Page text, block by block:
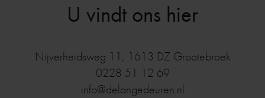
U vindt ons hier
Nijverheidsweg 11 , 1613 DZ Grootebroek
0228 51 12 69
info@delangedeuren.nl